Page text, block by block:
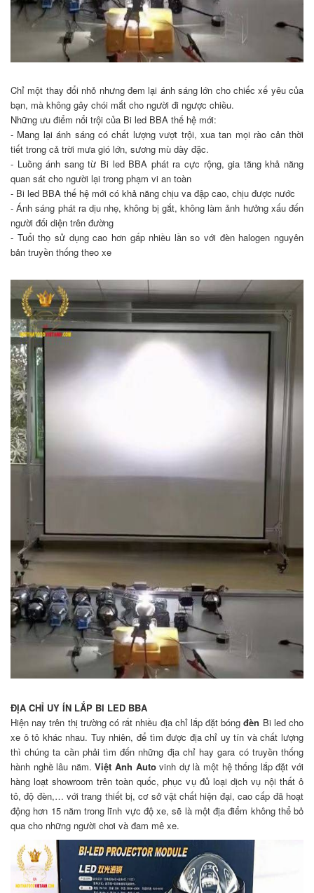
Chỉ một thay đổi nhỏ nhưng đem lại ánh sáng lớn cho chiếc xế yêu của
bạn, mà không gây chói mắt cho người đi ngược chiều.
Những ưu điểm nổi trội của Bi led BBA thế hệ mới:
- Mang lại ánh sáng có chất lượng vượt trội, xua tan mọi rào cản thời
tiết trong cả trời mưa gió lớn, sương mù dày đặc.
- Luồng ánh sang từ Bi led BBA phát ra cực rộng, gia tăng khả năng
quan sát cho người lại trong phạm vi an toàn
- Bi led BBA thế hệ mới có khả năng chịu va đập cao, chịu được nước
-Ánh sáng phát ra dịu nhẹ, không bị gắt, không làm ảnh hưởng xấu đến
người đối diện trên đường
- Tuổi thọ sử dụng cao hơn gấp nhiều lần so với đèn halogen nguyên
bản truyền thống theo xe
ĐỊA CHỈ UY ÍN LẮP BI LED BBA
Hiện nay trên thị trường có rất nhiều địa chỉ lắp đặt bóngđèn Bi ledcho
xe ô tô khác nhau. Tuy nhiên, để tìm được địa chỉ uy tín và chất lượng
thì chúng ta cần phải tìm đến những địa chỉ hay gara có truyền thống
hành nghề lâu năm.Việt Anh Autovinh dự là một hệ thống lắp đặt với
hàng loạt showroom trên toàn quốc, phục vụ đủ loại dịch vụ nội thất ô
tô, độ đèn,… với trang thiết bị, cơ sở vật chất hiện đại, cao cấp đã hoạt
động hơn 15 năm trong lĩnh vực độ xe, sẽ là một địa điểm không thể bỏ
qua cho những người chơi và đam mê xe.